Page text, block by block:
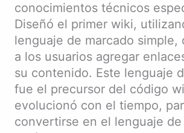
conocimientos técnicos
Diseñó el primer wiki,
lenguaje de marcado simple,
a los usuarios agregar
su contenido. Este lenguaje
fue el precursor del código
evolucionó con el tiempo,
convertirse en el lenguaje de